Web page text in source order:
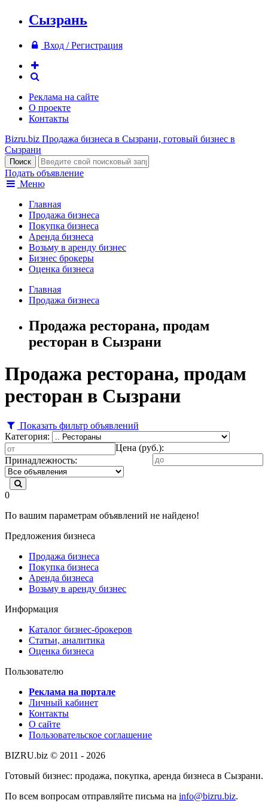
Сызрань
Вход / Регистрация
Реклама на сайте
О проекте
Контакты
Bizru.biz Продажа бизнеса в Сызрани, готовый бизнес в
Сызрани
Подать объявление
Меню
Главная
Продажа бизнеса
Покупка бизнеса
Аренда бизнеса
Возьму в аренду бизнес
Бизнес брокеры
Оценка бизнеса
Главная
Продажа бизнеса
Продажа ресторана, продам
ресторан в Сызрани
Продажа ресторана, продам
ресторан в Сызрани
Показать фильтр объявлений
Категория:
Цена (руб.):
Принадлежность:
0
По вашим параметрам объявлений не найдено!
Предложения бизнеса
Продажа бизнеса
Покупка бизнеса
Аренда бизнеса
Возьму в аренду бизнес
Информация
Каталог бизнес-брокеров
Статьи, аналитика
Оценка бизнеса
Пользователю
Реклама на портале
Личный кабинет
Контакты
О сайте
Пользовательское соглашение
BIZRU.biz © 2011 - 2026
Готовый бизнес: продажа, покупка, аренда бизнеса в Сызрани.
По всем вопросам отправляйте письма на info@bizru.biz.